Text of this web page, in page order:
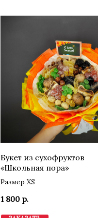
Букет из сухофруктов
«Школьная пора»
Размер XS
1 800 р.